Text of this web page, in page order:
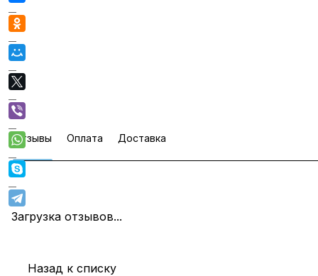
Отзывы Оплата Доставка
Загрузка отзывов...
Назад к списку